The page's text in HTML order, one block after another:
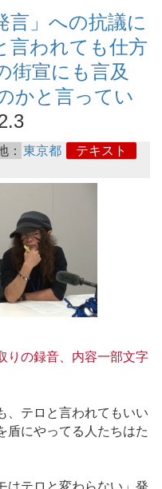
言」への抗議に
言われても仕方
街宣にも言及
かと言ってい
： 東京都
テキスト
りの録音、内容一部文字
テロと言われてもいい
盾にやってる人たちはた
テロと変わらない」発